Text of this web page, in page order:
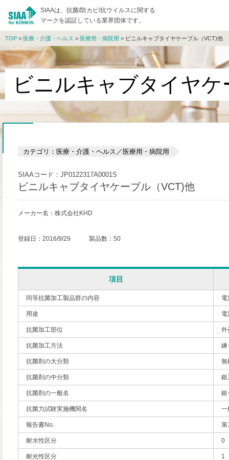
SIAAは、抗菌/防カビ/抗ウイルスに関する
マークを認証している業界団体です。
TOP > 医療・介護・ヘルス > 医療用・病院用 > ビニルキャブタイヤケーブル（VCT)他
ビニルキャブタイヤ
カテゴリ：医療・介護・ヘルス／医療用・病院用
SIAAコード：JP0122317A0001S
ビニルキャブタイヤケーブル（VCT)他
メーカー名：株式会社KHD
登録日：2016/9/29 製品数：50
項目
同等抗菌加工製品群の内容
用途 電
抗菌加工部位 外
抗菌加工方法 練
抗菌剤の大分類 無
抗菌剤の中分類 銀
抗菌剤の一般名 銀
抗菌力試験実施機関名 一
報告書No. 第
耐水性区分 0
耐光性区分 1